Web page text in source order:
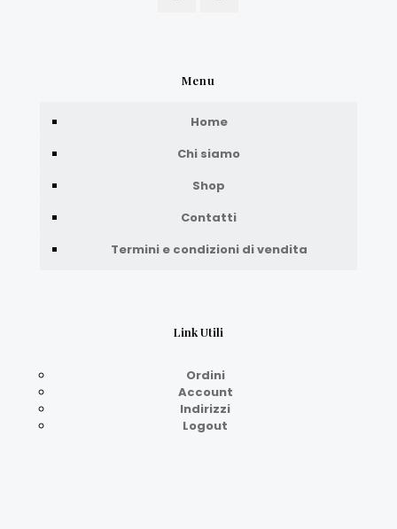
Menu
Home
Chi siamo
Shop
Contatti
Termini e condizioni di vendita
Link Utili
Ordini
Account
Indirizzi
Logout